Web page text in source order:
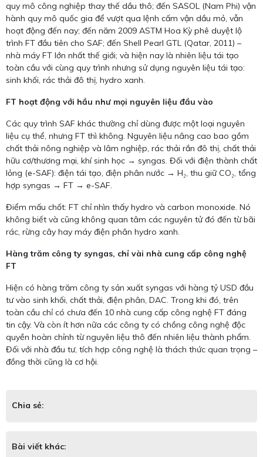
quy mô công nghiệp thay thế dầu thô; đến SASOL (Nam Phi) vận
hành quy mô quốc gia để vượt qua lệnh cấm vận dầu mỏ, vẫn
hoạt động đến nay; đến năm 2009 ASTM Hoa Kỳ phê duyệt lộ
trình FT đầu tiên cho SAF; đến Shell Pearl GTL (Qatar, 2011) –
nhà máy FT lớn nhất thế giới; và hiện nay là nhiên liệu tái tạo
toàn cầu với cùng quy trình nhưng sử dụng nguyên liệu tái tạo:
sinh khối, rác thải đô thị, hydro xanh.
FT hoạt động với hầu như mọi nguyên liệu đầu vào
Các quy trình SAF khác thường chỉ dùng được một loại nguyên
liệu cụ thể, nhưng FT thì không. Nguyên liệu nâng cao bao gồm
chất thải nông nghiệp và lâm nghiệp, rác thải rắn đô thị, chất thải
hữu cơ/thương mại, khí sinh học → syngas. Đối với điện thành chất
lỏng (e-SAF): điện tái tạo, điện phân nước → H₂, thu giữ CO₂, tổng
hợp syngas → FT → e-SAF.
Điểm mấu chốt: FT chỉ nhìn thấy hydro và carbon monoxide. Nó
không biết và cũng không quan tâm các nguyên tử đó đến từ bãi
rác, rừng cây hay máy điện phân hydro xanh.
Hàng trăm công ty syngas, chỉ vài nhà cung cấp công nghệ
FT
Hiện có hàng trăm công ty sản xuất syngas với hàng tỷ USD đầu
tư vào sinh khối, chất thải, điện phân, DAC. Trong khi đó, trên
toàn cầu chỉ có chưa đến 10 nhà cung cấp công nghệ FT đáng
tin cậy. Và còn ít hơn nữa các công ty có chồng công nghệ độc
quyền hoàn chỉnh từ nguyên liệu thô đến nhiên liệu thành phẩm.
Đối với nhà đầu tư, tích hợp công nghệ là thách thức quan trọng –
đồng thời cũng là cơ hội.
Chia sẻ:
Bài viết khác: